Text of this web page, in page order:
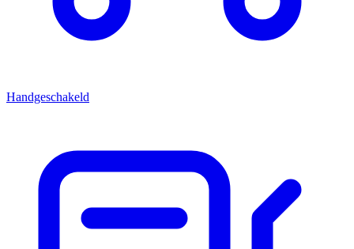
Handgeschakeld